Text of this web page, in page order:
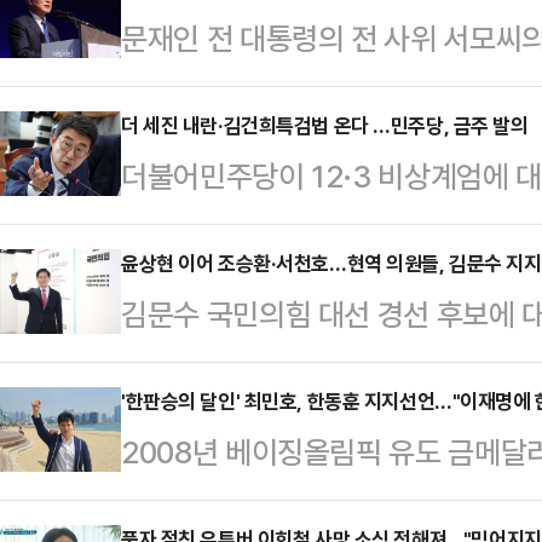
문재인 전 대통령의 전 사위 서모씨
검찰이 문 전 대통령을 뇌물수수
면 전주지검은 문 전 대통령을 특정
혐의로 불구속기소 했다고 이날 밝
직 전 의원도 뇌물공여 및 업무상
딸인 다혜씨와 사위였던 서씨에 대
울중앙지법에 공소를 제기함에 따
울에서 진행될 예…
더 세진 내란·김건희특검법 온다 …민주당, 금주 발의
더불어민주당이 12·3 비상계엄에
을 수사하는 '김건희 특검법'을 기
고 밝혔다. 특검법의 수사 범위와
당 원내대변인은 24일 오전 국회에
란 특검법과 김건희 특검법을 금주
위와 규모들은 기존의 안보다 강화
명했다.노종면 원내대변인은 같은
만나서도 "명태…
윤상현 이어 조승환·서천호…현역 의원들, 김문수 지
김문수 국민의힘 대선 경선 후보에
가 점차 늘어나고 있다.국민의힘
문수 후보에 대한 지지 선언을 했다
최선을 다하겠다"고 말했다. 서 의
며, 그의 삶 자체가 다양한 경험과
'한판승의 달인' 최민호, 한동훈 지지선언…"이재명에
2008년 베이징올림픽 유도 금메달
의힘 대선후보 경선에 출마한 한동